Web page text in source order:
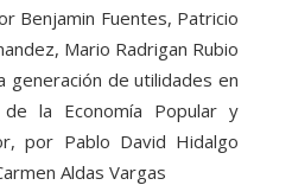
Benjamin Fuentes, Patricio
Mario Radrigan Rubio
generación de utilidades en
de la Economía Popular y
por Pablo David Hidalgo
Aldas Vargas